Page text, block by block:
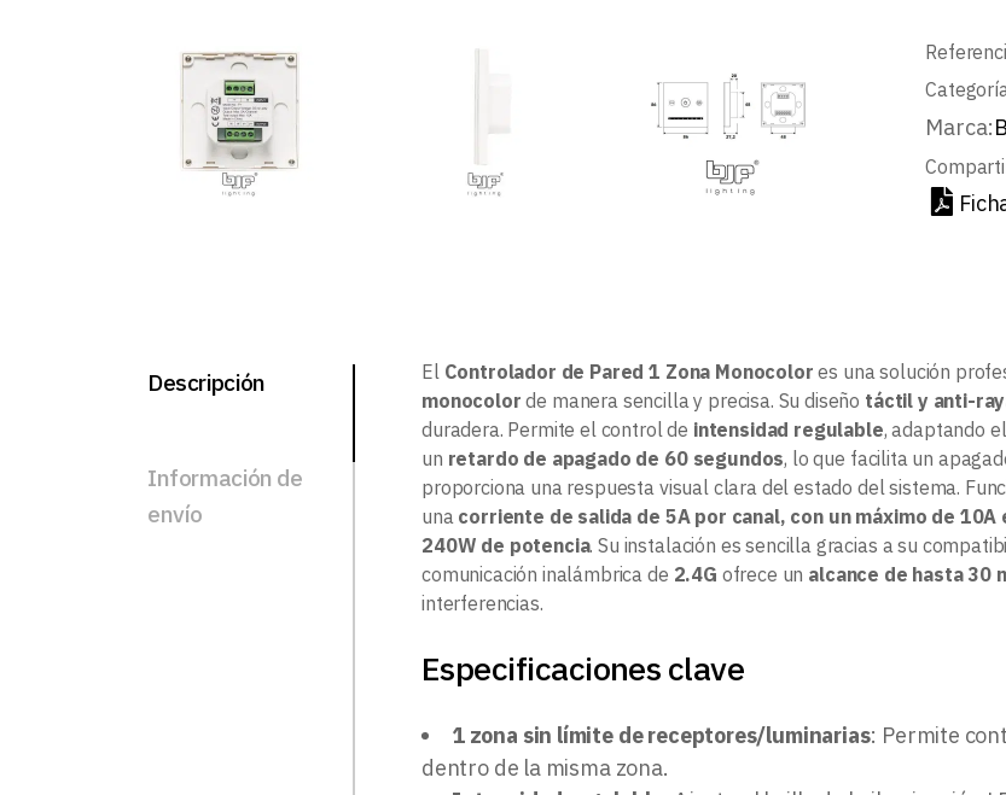
Marca:
Descripción
Información de
envío
El Controlador de Pared 1 Zona Monocolor es una solución
monocolor de manera sencilla y precisa. Su diseño táctil y anti-
duradera. Permite el control de intensidad regulable, adaptando
un retardo de apagado de 60 segundos, lo que facilita un
proporciona una respuesta visual clara del estado del sistema.
una corriente de salida de 5A por canal, con un máximo de 10A
240W de potencia. Su instalación es sencilla gracias a su
comunicación inalámbrica de 2.4G ofrece un alcance de hasta 30
interferencias.
Especificaciones clave
1 zona sin límite de receptores/luminarias: Permite
dentro de la misma zona.